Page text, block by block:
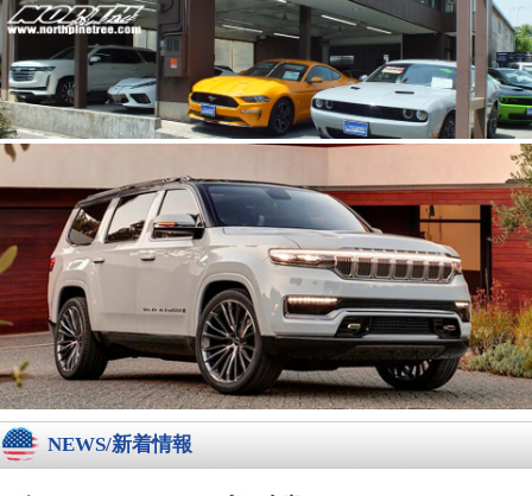
NEWS/新着情報